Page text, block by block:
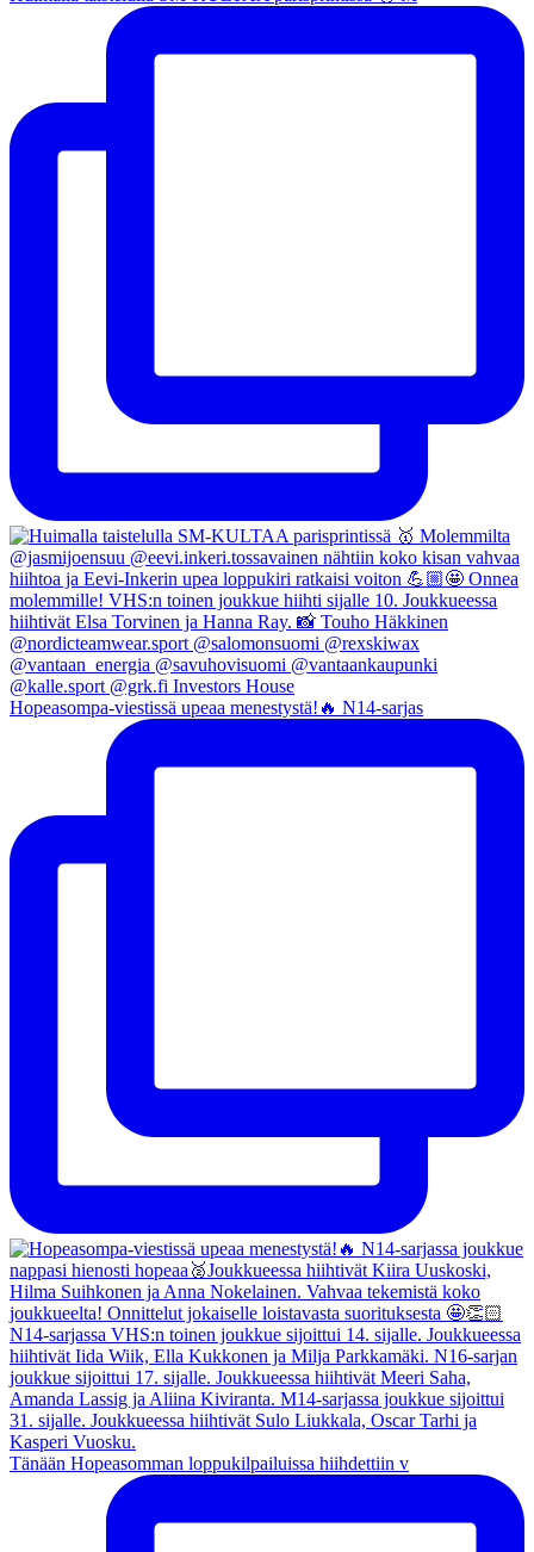
Hopeasompa-viestissä upeaa menestystä!🔥 N14-sarjas
Tänään Hopeasomman loppukilpailuissa hiihdettiin v